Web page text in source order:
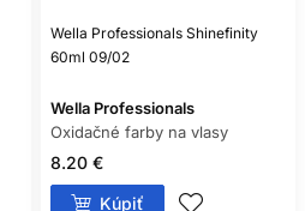
Wella Professionals Shinefinity
60ml 09/02
Wella Professionals
Oxidačné farby na vlasy
8.20 €
Kúpiť